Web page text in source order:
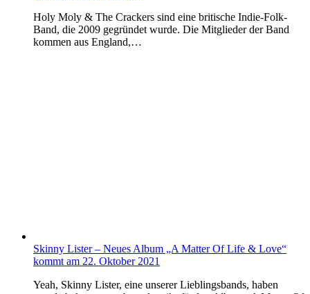
Holy Moly & The Crackers sind eine britische Indie-Folk-
Band, die 2009 gegründet wurde. Die Mitglieder der Band
kommen aus England,…
Skinny Lister – Neues Album „A Matter Of Life & Love“
kommt am 22. Oktober 2021
Yeah, Skinny Lister, eine unserer Lieblingsbands, haben